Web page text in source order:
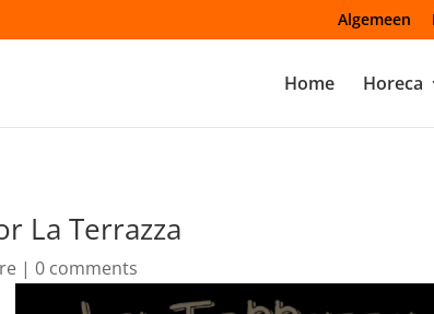
Algemeen
Home Horeca
La Terrazza
|0 comments